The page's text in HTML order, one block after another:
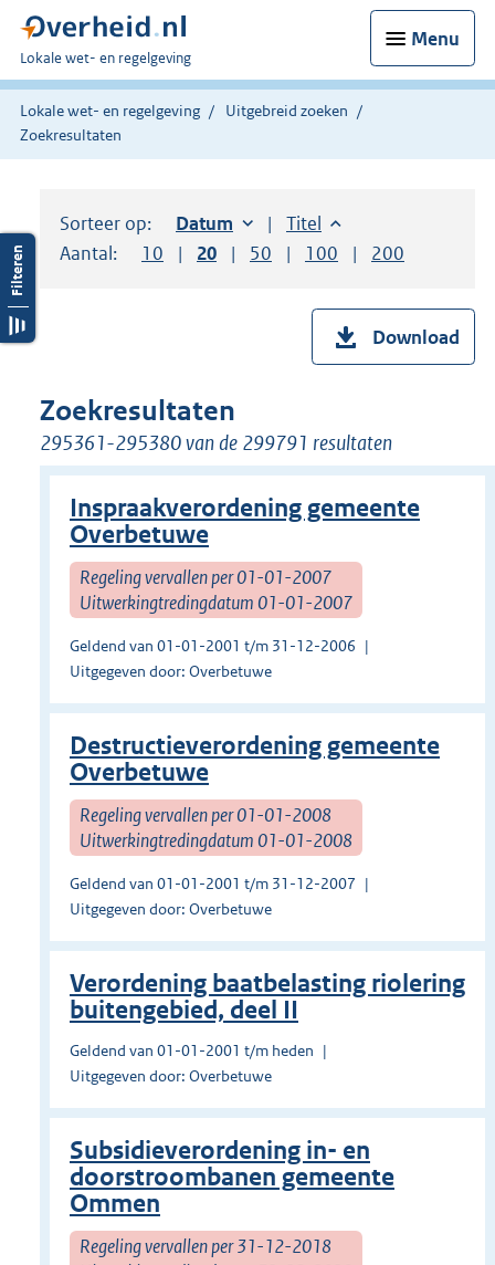
Menu
U
bent
hier:
Lokale wet- en regelgeving
Lokale wet- en regelgeving
Uitgebreid zoeken
Zoekresultaten
Sorteer op: Sorteer op:
Datum oplopendSorteer op:
Titel oplopend
Aantal:
Toon
10 resultaten per pagina
Toon
20 resultaten per pagina
Toon
50 resultaten per pagina
Toon
100 resultaten per
Toon
200
Download
Zoekresultaten
295361-295380 van de 299791 resultaten
Inspraakverordening gemeente
Overbetuwe
Regeling vervallen per 01-01-2007
Uitwerkingtredingdatum 01-01-2007
Geldend van 01-01-2001 t/m 31-12-2006
Uitgegeven door: Overbetuwe
Destructieverordening gemeente
Overbetuwe
Regeling vervallen per 01-01-2008
Uitwerkingtredingdatum 01-01-2008
Geldend van 01-01-2001 t/m 31-12-2007
Uitgegeven door: Overbetuwe
Verordening baatbelasting riolering
buitengebied, deel II
Geldend van 01-01-2001 t/m heden
Uitgegeven door: Overbetuwe
Subsidieverordening in- en
doorstroombanen gemeente
Ommen
Regeling vervallen per 31-12-2018